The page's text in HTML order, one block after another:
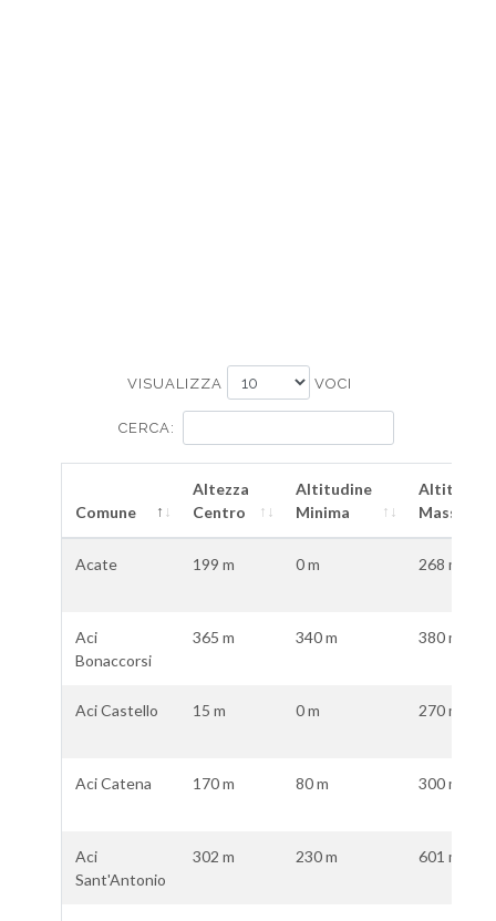
VISUALIZZA VOCI
CERCA:
Comune
Altezza
Centro
Altitudine
Minima
Altitudine
Massima
Acate 199 m 0 m 268 m
Aci
Bonaccorsi
365 m 340 m 380 m
Aci Castello 15 m 0 m 270 m
Aci Catena 170 m 80 m 300 m
Aci
Sant'Antonio
302 m 230 m 601 m